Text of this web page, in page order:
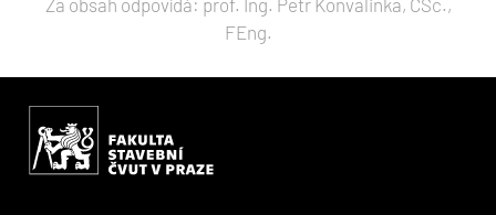
Za obsah odpovídá: prof. Ing. Petr Konvalinka, CSc.,
FEng.